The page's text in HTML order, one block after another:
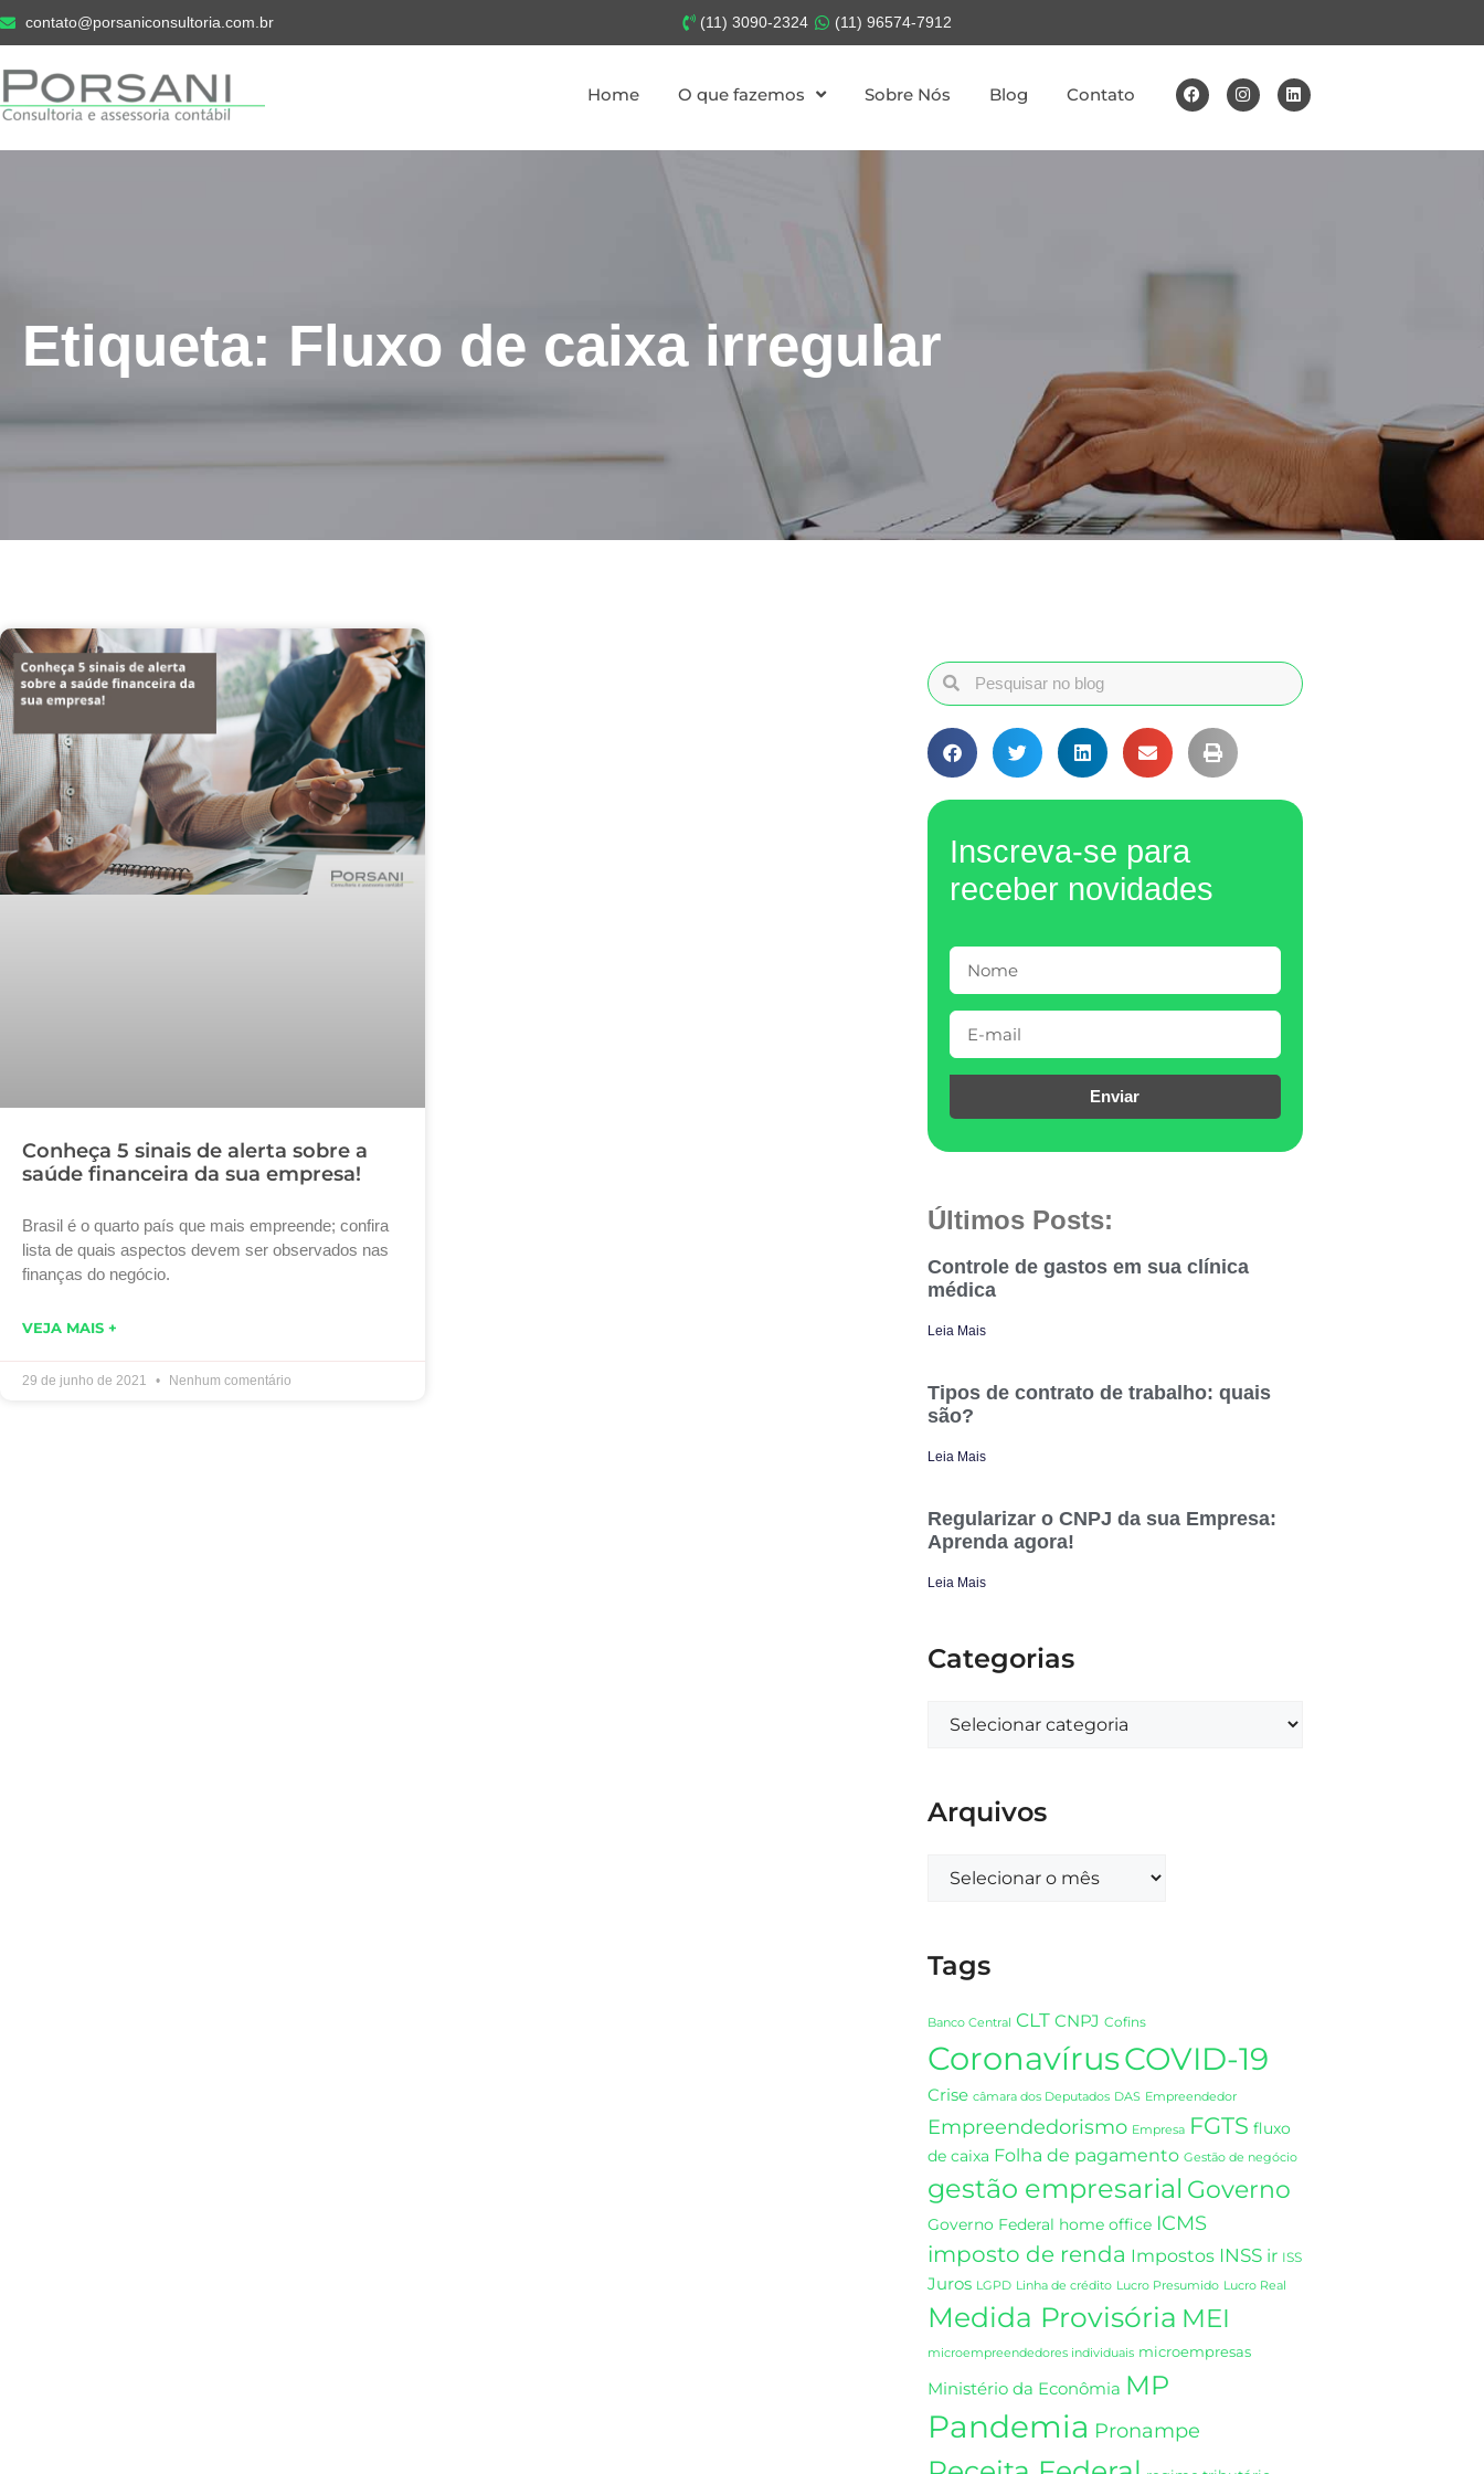
contato@porsaniconsultoria.com.br (11) 3090-2324 (11) 96574-7912
Home O que fazemos Sobre Nós Blog Contato
Etiqueta: Fluxo de caixa irregular
Conheça 5 sinais de alerta sobre a
saúde financeira da sua empresa!
Brasil é o quarto país que mais empreende; confira
lista de quais aspectos devem ser observados nas
finanças do negócio.
VEJA MAIS +
29 de junho de 2021 Nenhum comentário
Inscreva-se para
receber novidades
Enviar
Últimos Posts:
Controle de gastos em sua clínica
médica
Leia Mais
Tipos de contrato de trabalho: quais
são?
Leia Mais
Regularizar o CNPJ da sua Empresa:
Aprenda agora!
Leia Mais
Categorias
Arquivos
Tags
Banco Central CLT CNPJ Cofins
CoronavírusCOVID-19
Crise câmara dos Deputados DAS Empreendedor
Empreendedorismo Empresa FGTS fluxo
de caixa Folha de pagamento Gestão de negócio
gestão empresarial Governo
Governo Federal home office ICMS
imposto de renda Impostos INSS ir ISS
Juros LGPD Linha de crédito Lucro Presumido Lucro Real
Medida Provisória MEI
microempreendedores individuais microempresas
Ministério da Econômia MP
Pandemia Pronampe